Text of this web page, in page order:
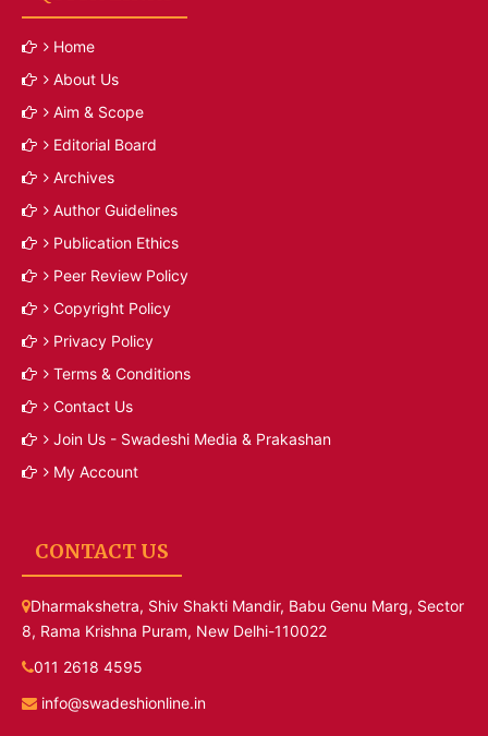
Home
About Us
Aim & Scope
Editorial Board
Archives
Author Guidelines
Publication Ethics
Peer Review Policy
Copyright Policy
Privacy Policy
Terms & Conditions
Contact Us
Join Us - Swadeshi Media & Prakashan
My Account
CONTACT US
Dharmakshetra, Shiv Shakti Mandir, Babu Genu Marg, Sector
8, Rama Krishna Puram, New Delhi-110022
011 2618 4595
info@swadeshionline.in